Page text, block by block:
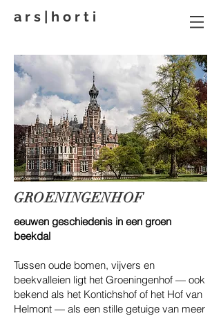
a r s | h o r t i
GROENINGENHOF
eeuwen geschiedenis in een groen
beekdal
Tussen oude bomen, vijvers en
beekvalleien ligt het Groeningenhof — ook
bekend als het Kontichshof of het Hof van
Helmont — als een stille getuige van meer